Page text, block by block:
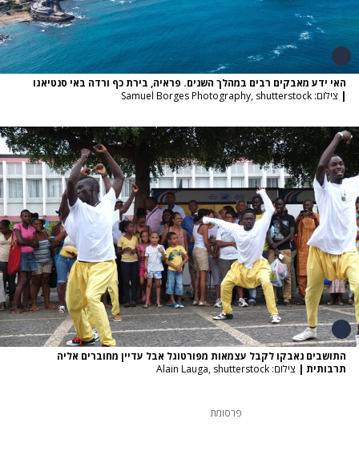
האי ידע מאבקים רבים במהלך השנים. פראיה, בירת כף ורדה באי סנטיאגו
| צילום: Samuel Borges Photography, shutterstock
התושבים נאבקו לקבל עצמאות מפורטוגל אבל עדיין מחוברים אליה
תרבותית | צילום: Alain Lauga, shutterstock
פרסומת